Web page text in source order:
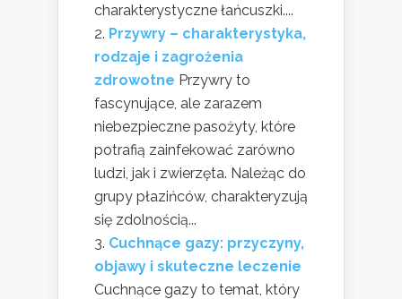
charakterystyczne łańcuszki....
Przywry – charakterystyka,
rodzaje i zagrożenia
zdrowotne Przywry to
fascynujące, ale zarazem
niebezpieczne pasożyty, które
potrafią zainfekować zarówno
ludzi, jak i zwierzęta. Należąc do
grupy płazińców, charakteryzują
się zdolnością...
Cuchnące gazy: przyczyny,
objawy i skuteczne leczenie
Cuchnące gazy to temat, który